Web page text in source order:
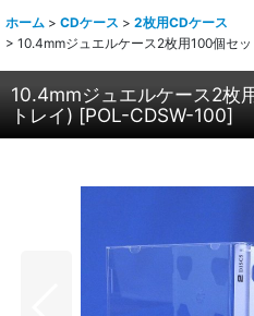
ホーム > CDケース > 2枚用CDケース
> 10.4mmジュエルケース2枚用100個セ
10.4mmジュエルケース2枚
トレイ) [POL-CDSW-100]